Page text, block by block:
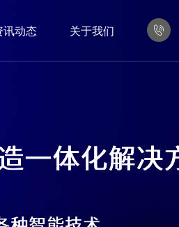
讯动态 关于我们 